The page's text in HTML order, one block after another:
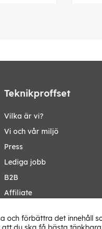
Teknikproffset
Vilka är vi?
Vi och vår miljö
Press
Lediga jobb
B2B
Affiliate
Ändra Land
och förbättra det innehåll